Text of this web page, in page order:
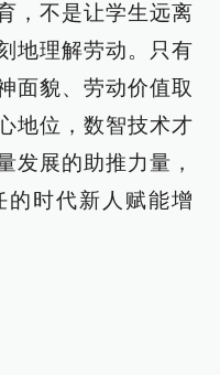
，不是让学生远离
地理解劳动。只有
面貌、劳动价值取
地位，数智技术才
发展的助推力量，
时代新人赋能增